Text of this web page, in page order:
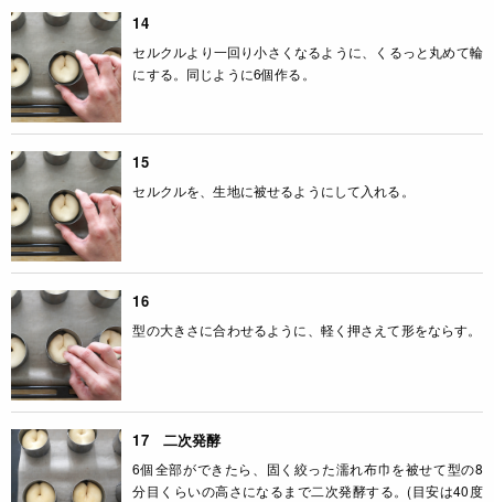
14
セルクルより一回り小さくなるように、くるっと丸めて輪
にする。同じように6個作る。
15
セルクルを、生地に被せるようにして入れる。
16
型の大きさに合わせるように、軽く押さえて形をならす。
17 二次発酵
6個全部ができたら、固く絞った濡れ布巾を被せて型の8
分目くらいの高さになるまで二次発酵する。(目安は40度